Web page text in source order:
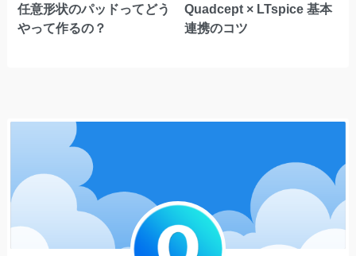
任意形状のパッドってどう
やって作るの？
Quadcept × LTspice 基本
連携のコツ